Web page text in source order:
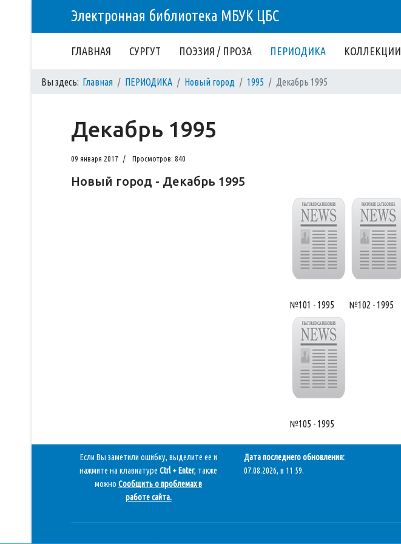
Электронная библиотека МБУК ЦБС
ГЛАВНАЯ СУРГУТ ПОЭЗИЯ / ПРОЗА ПЕРИОДИКА КОЛЛЕКЦИИ
Вы здесь: Главная ПЕРИОДИКА Новый город 1995 Декабрь 1995
Декабрь 1995
09 января 2017 Просмотров: 840
Новый город - Декабрь 1995
№101 - 1995 №102 - 1995
№105 - 1995
Если Вы заметили ошибку, выделите ее и
нажмите на клавиатуре Ctrl + Enter, также
можно Сообщить о проблемах в
работе сайта.
Дата последнего обновления:
07.08.2026, в 11 59.